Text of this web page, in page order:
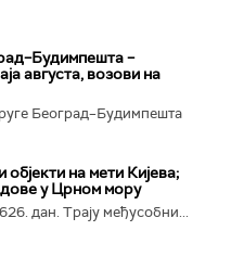
–
августа, возови на
Београд–Будимпешта
објекти на мети Кијева;
у Црном мору
дан. Трају међусобни...